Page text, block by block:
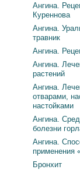
Ангина.
Куреннова
Ангина.
травник
Ангина.
Ангина.
растений
Ангина.
отварами,
настойками
Ангина.
болезни
Ангина.
применения
Бронхит